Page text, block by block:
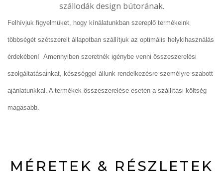
szállodák design bútorának.
Felhívjuk figyelmüket, hogy kínálatunkban szereplő termékeink
többségét szétszerelt állapotban szállítjuk az optimális helykihasználás
érdekében! Amennyiben szeretnék igénybe venni összeszerelési
szolgáltatásainkat, készséggel állunk rendelkezésre személyre szabott
ajánlatunkkal. A termékek összeszerelése esetén a szállítási költség
magasabb.
MÉRETEK & RÉSZLETEK